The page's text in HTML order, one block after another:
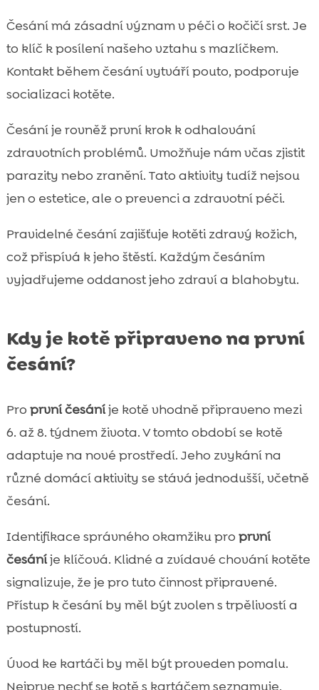
Česání má zásadní význam v péči o kočičí srst. Je
to klíč k posílení našeho vztahu s mazlíčkem.
Kontakt během česání vytváří pouto, podporuje
socializaci kotěte.
Česání je rovněž první krok k odhalování
zdravotních problémů. Umožňuje nám včas zjistit
parazity nebo zranění. Tato aktivity tudíž nejsou
jen o estetice, ale o prevenci a zdravotní péči.
Pravidelné česání zajišťuje kotěti zdravý kožich,
což přispívá k jeho štěstí. Každým česáním
vyjadřujeme oddanost jeho zdraví a blahobytu.
Kdy je kotě připraveno na první
česání?
Pro první česáníje kotě vhodně připraveno mezi
6. až 8. týdnem života. V tomto období se kotě
adaptuje na nové prostředí. Jeho zvykání na
různé domácí aktivity se stává jednodušší, včetně
česání.
Identifikace správného okamžiku pro první
česáníje klíčová. Klidné a zvídavé chování kotěte
signalizuje, že je pro tuto činnost připravené.
Přístup k česání by měl být zvolen s trpělivostí a
postupností.
Úvod ke kartáči by měl být proveden pomalu.
Nejprve nechť se kotě s kartáčem seznamuje,